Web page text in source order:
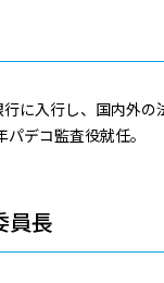
に入行し、国内外
デコ監査役就任。
員長